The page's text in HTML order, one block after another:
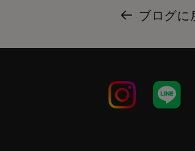
ブログに